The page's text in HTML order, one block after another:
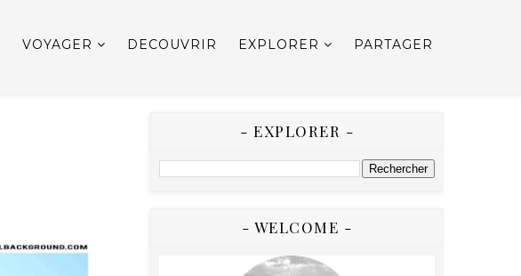
VOYAGER DECOUVRIR EXPLORER PARTAGER
- EXPLORER -
- WELCOME -